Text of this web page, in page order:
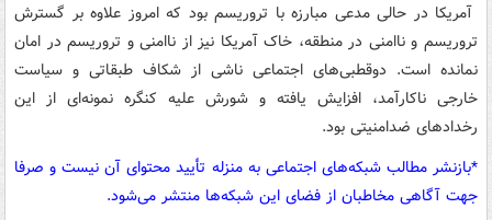
آمریکا در حالی مدعی مبارزه با تروریسم بود که امروز علاوه بر گسترش
تروریسم و ناامنی در منطقه، خاک آمریکا نیز از ناامنی و تروریسم در امان
نمانده است. دوقطبی‌های اجتماعی ناشی از شکاف طبقاتی و سیاست
خارجی ناکارآمد، افزایش یافته و شورش علیه کنگره نمونه‌ای از این
رخدادهای ضدامنیتی بود.
*بازنشر مطالب شبکه‌های اجتماعی به منزله تأیید محتوای آن نیست و صرفا
جهت آگاهی مخاطبان از فضای این شبکه‌ها منتشر می‌شود.